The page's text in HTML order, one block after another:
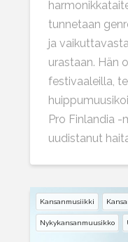
tunnetaan
ja
urastaan. Hän
festivaaleilla,
Pro Finlandia -
uudistanut
Kansanmusiikki
Nykykansanmuusikko